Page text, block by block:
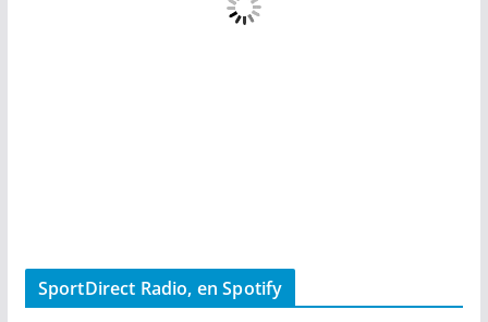
SportDirect Radio, en Spotify